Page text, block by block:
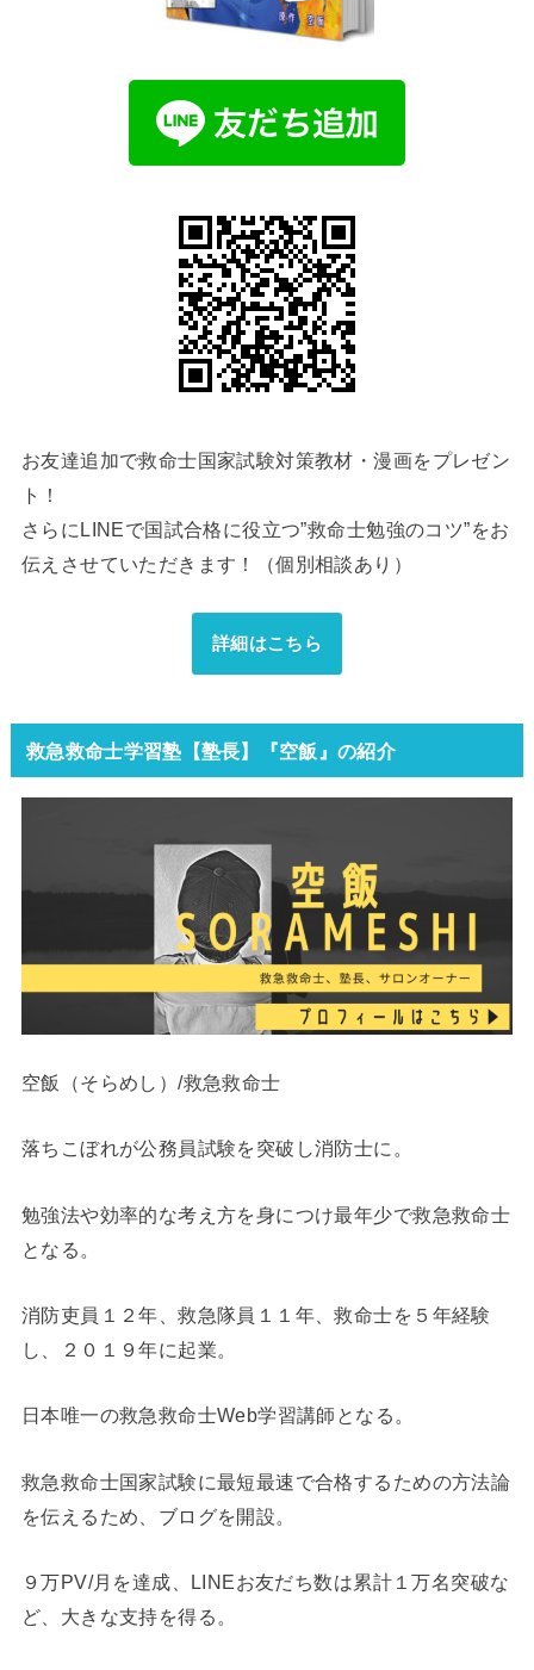
お友達追加で救命士国家試験対策教材・漫画をプレゼン
ト！
さらにLINEで国試合格に役立つ”救命士勉強のコツ”をお
伝えさせていただきます！（個別相談あり）
詳細はこちら
救急救命士学習塾【塾長】『空飯』の紹介
空飯（そらめし）/救急救命士
落ちこぼれが公務員試験を突破し消防士に。
勉強法や効率的な考え方を身につけ最年少で救急救命士
となる。
消防吏員１２年、救急隊員１１年、救命士を５年経験
し、２０１９年に起業。
日本唯一の救急救命士Web学習講師となる。
救急救命士国家試験に最短最速で合格するための方法論
を伝えるため、ブログを開設。
９万PV/月を達成、LINEお友だち数は累計１万名突破な
ど、大きな支持を得る。